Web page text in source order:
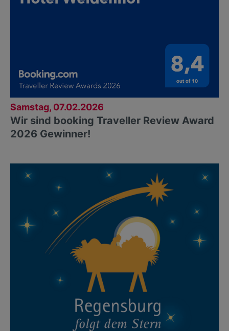
Samstag, 07.02.2026
Wir sind booking Traveller Review Award
2026 Gewinner!